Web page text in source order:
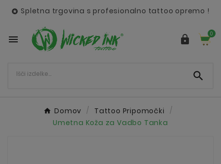
 Spletna trgovina s profesionalno tattoo opremo !
  0

Domov
Tattoo Pripomočki
Umetna Koža za Vadbo Tanka